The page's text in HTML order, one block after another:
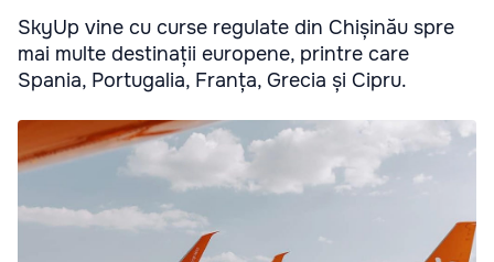
SkyUp vine cu curse regulate din Chișinău spre
mai multe destinații europene, printre care
Spania, Portugalia, Franța, Grecia și Cipru.